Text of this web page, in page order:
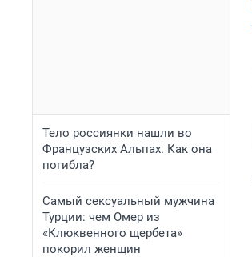
Тело россиянки нашли во
Французских Альпах. Как она
погибла?
Самый сексуальный мужчина
Турции: чем Омер из
«Клюквенного щербета»
покорил женщин